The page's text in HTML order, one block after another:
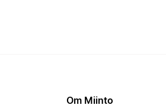
Om Miinto